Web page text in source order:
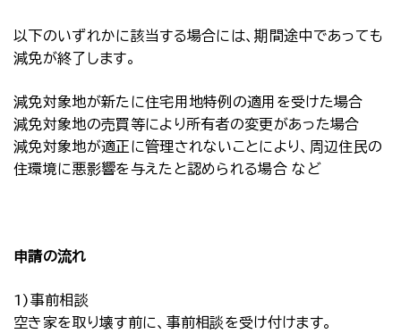
以下のいずれかに該当する場合には、期間途中であっても
減免が終了します。
減免対象地が新たに住宅用地特例の適用を受けた場合
減免対象地の売買等により所有者の変更があった場合
減免対象地が適正に管理されないことにより、周辺住民の
住環境に悪影響を与えたと認められる場合 など
申請の流れ
1)事前相談
空き家を取り壊す前に、事前相談を受け付けます。